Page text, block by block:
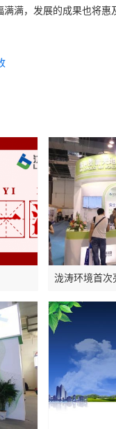
满，发展的成果也将惠